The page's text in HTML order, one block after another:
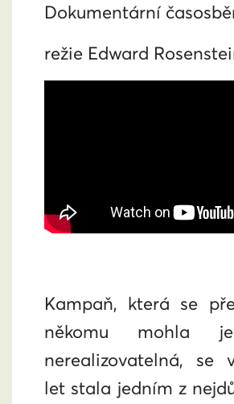
Dokumentární
režie Edward
Kampaň, která se
někomu mohla
nerealizovatelná, se
let stala jedním z